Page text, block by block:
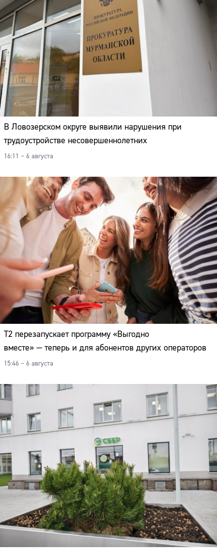
В Ловозерском округе выявили нарушения при
трудоустройстве несовершеннолетних
16:11 – 6 августа
Т2 перезапускает программу «Выгодно
вместе» — теперь и для абонентов других операторов
15:46 – 6 августа